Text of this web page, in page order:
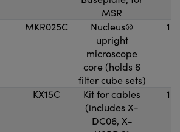
MSR
MKR025C
Nucleus®
upright
microscope
core (holds 6
filter cube sets)
1
KX15C
Kit for cables
(includes X-
DC06, X-
1